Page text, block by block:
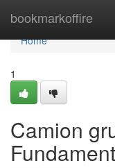
bookmarkoffire
Home
Home
1
Camion